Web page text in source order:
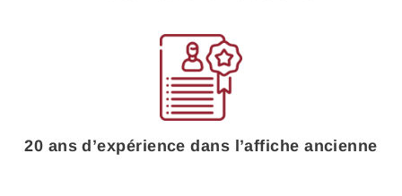
20 ans d’expérience dans l’affiche ancienne